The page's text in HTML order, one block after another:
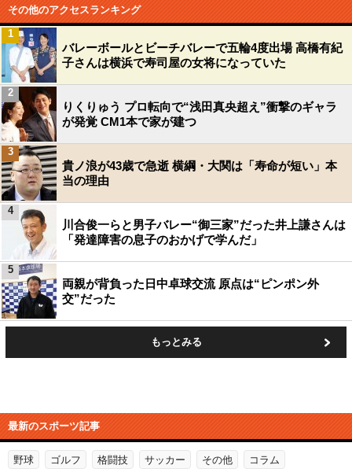
その他のアクセスランキング
バレーボールとビーチバレーで五輪4度出場 高橋有紀
子さんは横浜で寿司屋の女将になっていた
1
りくりゅう プロ転向で“浅田真央超え”衝撃のギャラ
が発覚 CM1本で家が建つ
2
貴ノ浪が43歳で急逝 横綱・大関は「寿命が短い」本
当の理由
3
川合俊一らと男子バレー“御三家”だった井上謙さんは
「発達障害の息子のおかげで学んだ」
4
両親が背負った日中卓球交流 原点は“ピンポン外
交”だった
5
もっとみる
最新のスポーツ記事
野球 ゴルフ 格闘技 サッカー その他 コラム